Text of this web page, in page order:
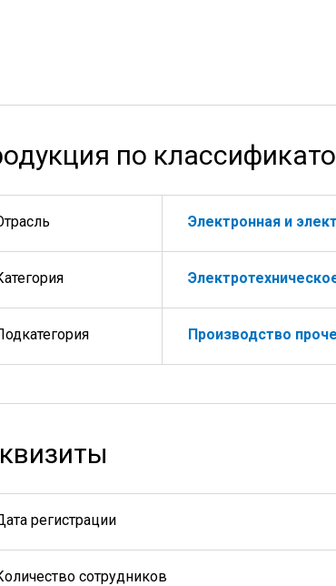
по
Электронная и
Производство
регистрации
сотрудников